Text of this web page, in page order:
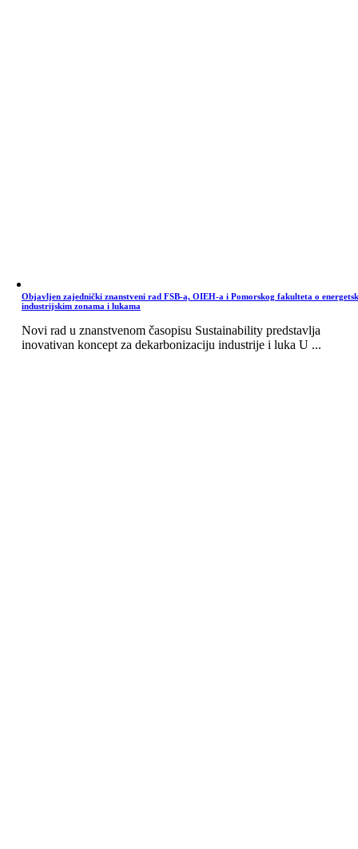
Objavljen zajednički znanstveni rad FSB-a, OIEH-a i Pomorskog fakulteta o
industrijskim zonama i lukama
Novi rad u znanstvenom časopisu Sustainability predstavlja
inovativan koncept za dekarbonizaciju industrije i luka U ...